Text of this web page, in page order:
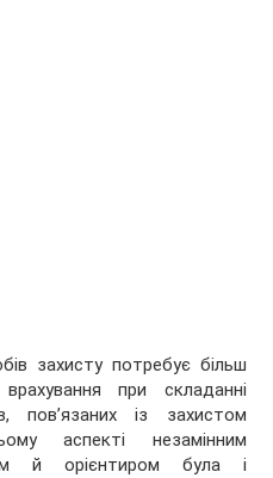
захисту потребує більш
при складанні
пов’язаних із захистом
аспекті незамінним
й орієнтиром була і